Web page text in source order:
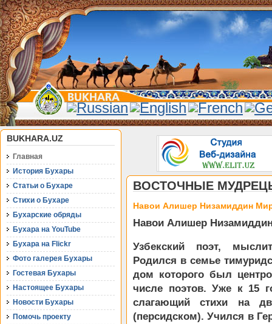
BUKHARA.UZ
Главная
История Бухары
Статьи о Бухаре
Стихи о Бухаре
Бухарские обряды
Бухара на YouTube
Бухара на Flickr
Фото галерея Бухары
Гостевая Бухары
Настоящее Бухары
Новости Бухары
Помочь проекту
ВОСТОЧНЫЕ
Навои Алишер Низамиддин Мир
Навои Алишер Низамиддин
Узбекский поэт,
Родился в семье
дом которого был
числе поэтов. Уже к 15
слагающий стихи на
(персидском). Учился в